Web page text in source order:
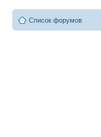
Список форумов